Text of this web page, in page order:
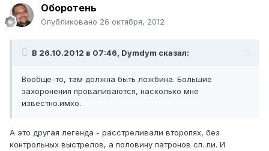
Оборотень
Опубликовано 26 октября, 2012
В 26.10.2012 в 07:46, Dymdym сказал:
Вообще-то, там должна быть ложбина. Большие
захоронения проваливаются, насколько мне
известно.имхо.
А это другая легенда - расстреливали второпях, без
контрольных выстрелов, а половину патронов сп..ли. И